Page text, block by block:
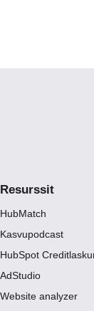
Resurssit
HubMatch
Kasvupodcast
HubSpot
AdStudio
Website analyzer